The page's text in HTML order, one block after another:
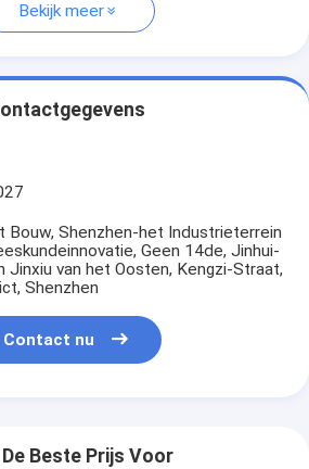
Bekijk meer
Bouw, Shenzhen-het Industrieterrein
Geen 14de, Jinhui-
Jinxiu van het Oosten, Kengzi-Straat,
Shenzhen
Contact nu
De Beste Prijs Voor